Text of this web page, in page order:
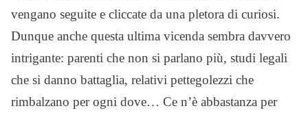
vengano seguite e cliccate da una pletora di curiosi.
Dunque anche questa ultima vicenda sembra davvero
intrigante: parenti che non si parlano più, studi legali
che si danno battaglia, relativi pettegolezzi che
rimbalzano per ogni dove… Ce n’è abbastanza per